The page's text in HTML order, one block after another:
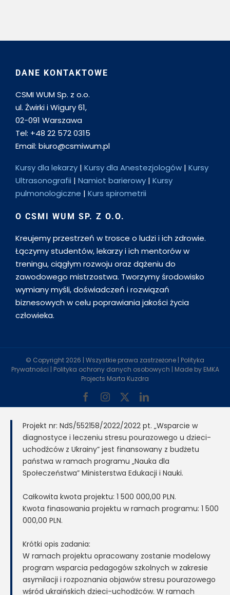
DANE KONTAKTOWE
CSMI WUM Sp. z o.o.
ul. Żwirki i Wigury 61,
02-091 Warszawa
Tel: +48 22 572 0315
Email: biuro@csmiwum.pl
Kursy dla lekarzy | Kursy dla Anestezjologów | Kursy
Ultrasonografii | Namiot barierowy | Kursy
pulmonologiczne | Kurs spirometrii
O CSMI WUM SP. Z O.O.
Kreujemy przestrzeń w trosce o ludzi i ich zdrowie.
Łączymy studentów, lekarzy i ich mentorów w
treningu, ciągłym rozwoju oraz dążeniu do
zawodowego mistrzostwa. Tworzymy środowisko
wymiany myśli, doświadczeń i rozwiązań
biznesowych w celu poprawiania jakości życia
człowieka.
© Copyright 2026 | Wszystkie prawa zastrzeżone | Polityka
Prywatności | Polityka ochrony danych osobowych | Made by EMKA
Projects Marta Kuzdra
FacebookInstagram LinkedIn
Projekt nr: NdS/552158/2022/2022 pt. „Wsparcie w
diagnostyce i leczeniu stresu pourazowego u dzieci-
uchodźców z Ukrainy” jest finansowany z budżetu
państwa w ramach programu „Nauka dla
Społeczeństwa” Ministerstwa Edukacji i Nauki.
Całkowita kwota projektu: 1 500 000,00 PLN.
Kwota finasowania projektu w ramach programu: 1 500
000,00 PLN.
Krótki opis zadania:
W ramach projektu opracowany zostanie modelowy
program wsparcia pedagogów szkolnych w zakresie
asymilacji i rozpoznania objawów stresu pourazowego
wśród ukraińskich dzieci-uchodźców. W ramach